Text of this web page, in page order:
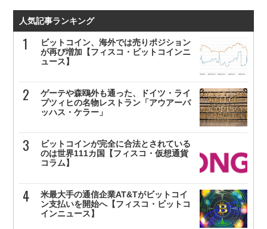
人気記事ランキング
ビットコイン、海外では売りポジション
が再び増加【フィスコ・ビットコインニ
ュース】
ゲーテや森鴎外も通った、ドイツ・ライ
プツィヒの名物レストラン「アウアーバ
ッハス・ケラー」
ビットコインが完全に合法とされている
のは世界111カ国【フィスコ・仮想通貨
コラム】
米最大手の通信企業AT&Tがビットコイ
ン支払いを開始へ【フィスコ・ビットコ
インニュース】